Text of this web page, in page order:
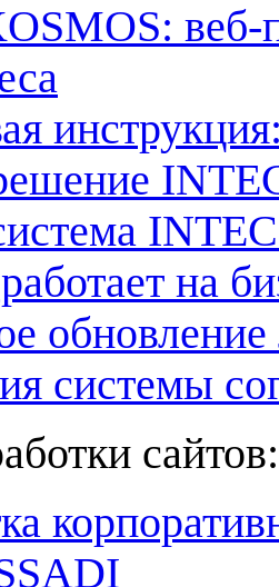
веб-
на
системы
сайтов: